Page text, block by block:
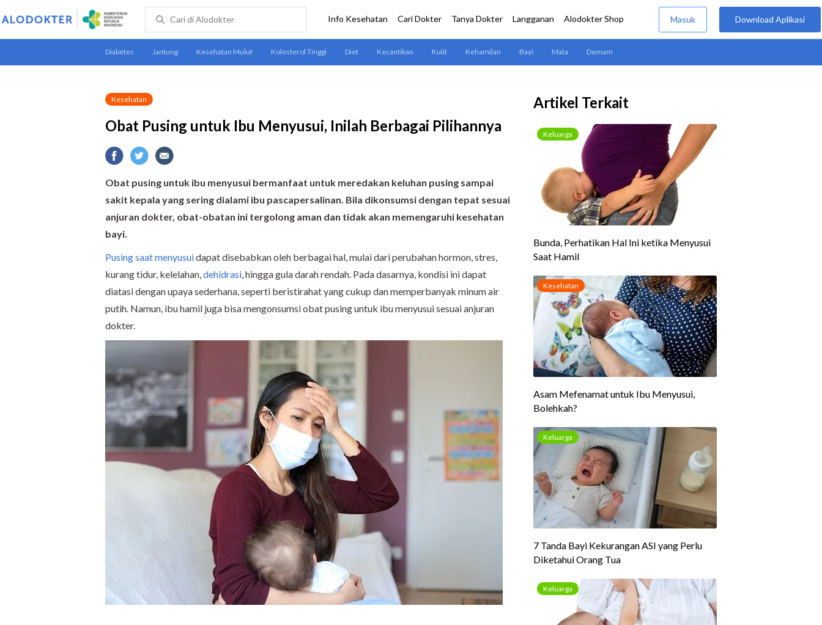
Kesehatan
Obat Pusing untuk Ibu Menyusui, Inilah Berbagai Pilihannya
Obat pusing untuk ibu menyusui bermanfaat untuk meredakan keluhan pusing sampai
sakit kepala yang sering dialami ibu pascapersalinan. Bila dikonsumsi dengan tepat sesuai
anjuran dokter, obat-obatan ini tergolong aman dan tidak akan memengaruhi kesehatan
bayi.
Pusingsaat menyusuidapat disebabkan oleh berbagai hal, mulai dari perubahan hormon, stres,
kurang tidur, kelelahan,dehidrasi, hingga gula darah rendah. Pada dasarnya, kondisi ini dapat
diatasi dengan upaya sederhana, seperti beristirahat yang cukup dan memperbanyak minum air
putih. Namun, ibu hamil juga bisa mengonsumsi obat pusing untuk ibu menyusui sesuai anjuran
dokter.
Artikel Terkait